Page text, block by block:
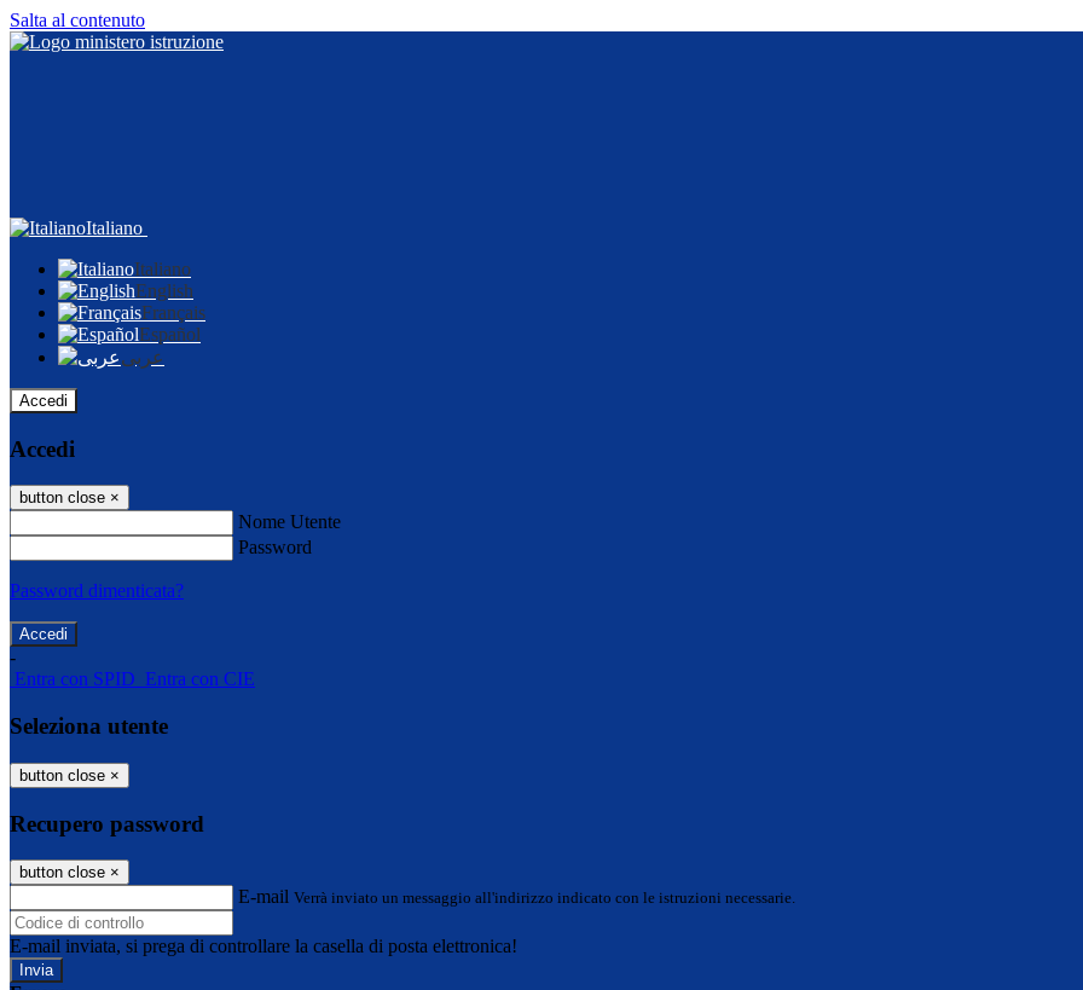
Salta al contenuto
Italiano
Italiano
English
Français
Español
عربى
Accedi
Accedi
button close ×
Nome Utente
Password
Password dimenticata?
-
Entra con SPID Entra con CIE
Seleziona utente
button close ×
Recupero password
button close ×
E-mail Verrà inviato un messaggio all'indirizzo indicato con le istruzioni necessarie.
E-mail inviata, si prega di controllare la casella di posta elettronica!